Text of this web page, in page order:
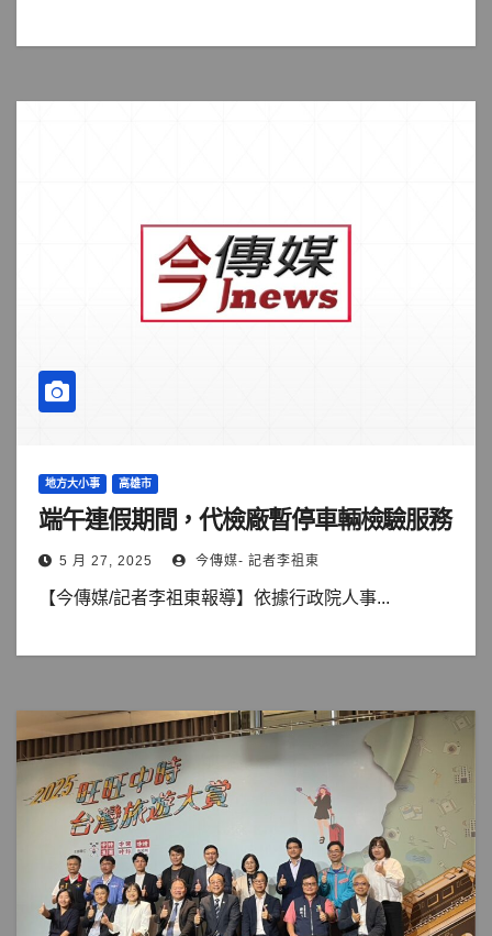
地方大小事 高雄市
端午連假期間，代檢廠暫停車輛檢驗服務
5 月 27, 2025 今傳媒- 記者李祖東
【今傳媒/記者李祖東報導】依據行政院人事...